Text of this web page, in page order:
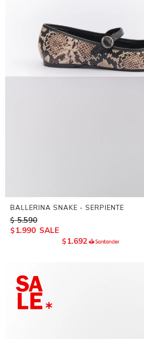
BALLERINA SNAKE - SERPIENTE
$ 5.590
$ 1.990
$ 1.692